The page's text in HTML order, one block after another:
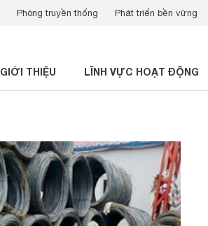
Phòng truyền thống Phát triển bền vững
GIỚI THIỆU LĨNH VỰC HOẠT ĐỘNG